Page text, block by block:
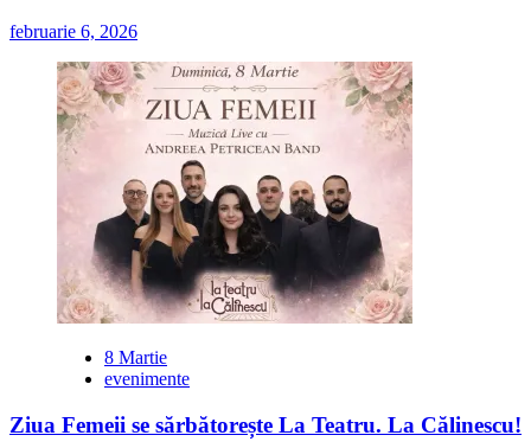
februarie 6, 2026
8 Martie
evenimente
Ziua Femeii se sărbătorește La Teatru. La Călinescu!